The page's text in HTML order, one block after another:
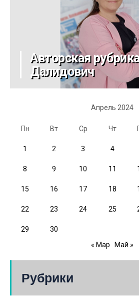
Авторская
Далидович
Апрель 2024
Пн Вт Ср Чт
1 2 3 4
8 9 10 11
15 16 17 18
22 23 24 25
29
30
« Мар
Май »
Рубрики